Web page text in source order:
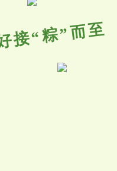
接“粽”而至